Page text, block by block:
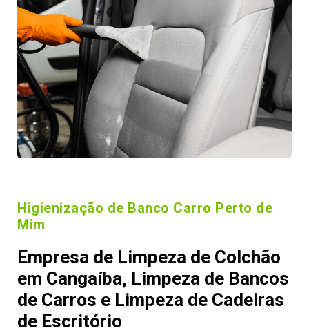
Higienização de Banco Carro Perto de
Mim
Empresa de Limpeza de Colchão
em Cangaíba, Limpeza de Bancos
de Carros e Limpeza de Cadeiras
de Escritório